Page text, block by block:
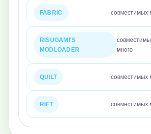
FABRIC совместимых
RISUGAMI'S
MODLOADER
много
QUILT совместимых
RIFT совместимых